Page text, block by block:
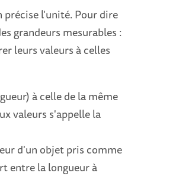
l'unité. Pour dire
grandeurs mesurables :
leurs valeurs à celles
à celle de la même
valeurs s'appelle la
d'un objet pris comme
entre la longueur à